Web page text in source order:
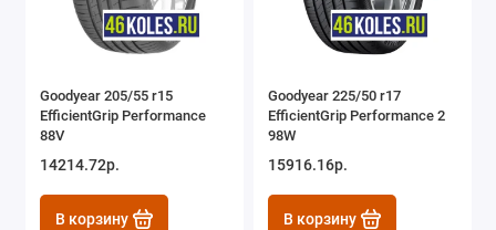
Goodyear 205/55 r15
EfficientGrip Performance
88V
14214.72р.
В корзину
Goodyear 225/50 r17
EfficientGrip Performance 2
98W
15916.16р.
В корзину